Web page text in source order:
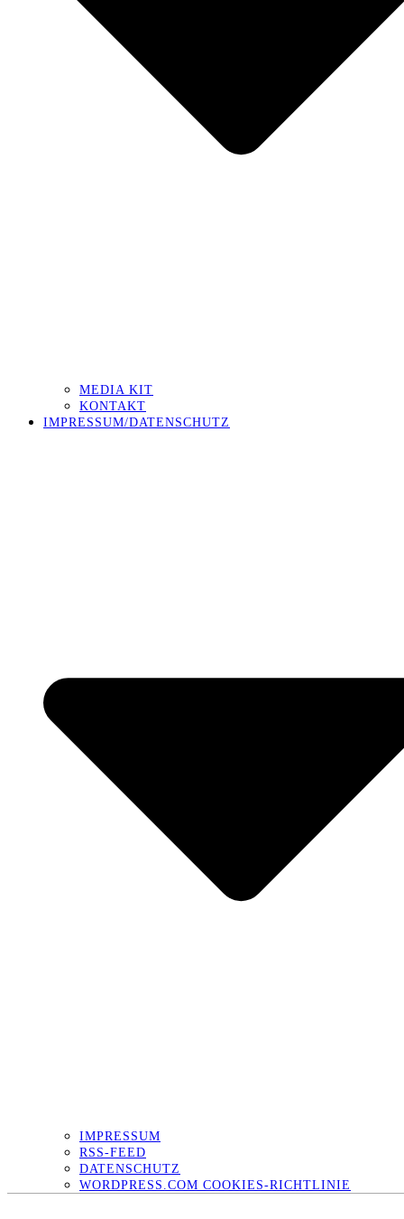
MEDIA KIT
KONTAKT
IMPRESSUM/DATENSCHUTZ
IMPRESSUM
RSS-FEED
DATENSCHUTZ
WORDPRESS.COM COOKIES-RICHTLINIE